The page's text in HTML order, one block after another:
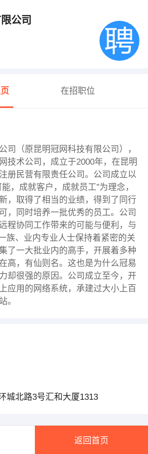
公司
在招职位
司（原昆明冠网科技有限公司），
技术公司，成立于2000年，在昆明
册民营有限责任公司。公司成立以
，成就客户，成就员工”为理念，
，取得了相当的业绩，得到了同行
，同时培养一批优秀的员工。公司
程协同工作带来的可能与便利，与
族、业内专业人士保持着紧密的关
了一大批业内的高手，开展着多种
高，有仙则名。这也是为什么冠易
却很强的原因。公司成立至今，开
应用的网络系统，承建过大小上百
。
城北路3号汇和大厦1313
返回首页